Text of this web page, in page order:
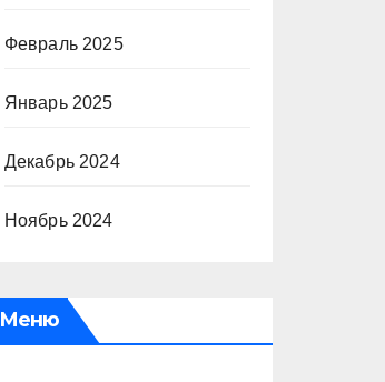
Февраль 2025
Январь 2025
Декабрь 2024
Ноябрь 2024
Меню